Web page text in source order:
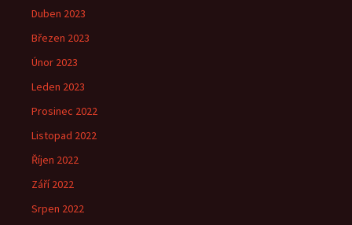
Duben 2023
Březen 2023
Únor 2023
Leden 2023
Prosinec 2022
Listopad 2022
Říjen 2022
Září 2022
Srpen 2022